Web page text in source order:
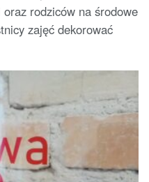
rodziców na środowe
zajęć dekorować